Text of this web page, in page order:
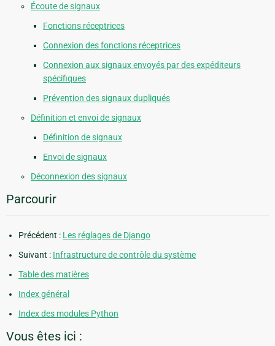
Écoute de signaux
Fonctions réceptrices
Connexion des fonctions réceptrices
Connexion aux signaux envoyés par des expéditeurs
spécifiques
Prévention des signaux dupliqués
Définition et envoi de signaux
Définition de signaux
Envoi de signaux
Déconnexion des signaux
Parcourir
Précédent : Les réglages de Django
Suivant : Infrastructure de contrôle du système
Table des matières
Index général
Index des modules Python
Vous êtes ici :